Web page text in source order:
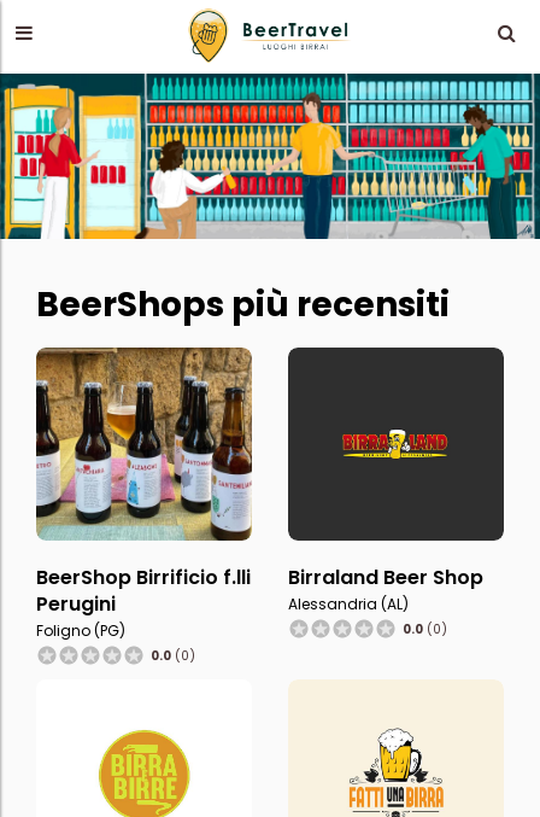
BeerShops più recensiti
BeerShop Birrificio f.lli
Perugini
Foligno (PG)
0.0 (0)
Birraland Beer Shop
Alessandria (AL)
0.0 (0)